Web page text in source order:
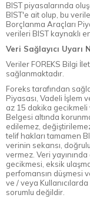
BIST piyasalarında
BIST'e ait olup, bu
Borçlanma Araçları
verileri BIST kaynaklı
Veri Sağlayıcı Uyarı
Veriler FOREKS Bilgi
sağlanmaktadır.
Foreks tarafından
Piyasası, Vadeli İşlem
az 15 dakika gecikmeli
Belgesi altında
edilemez,
telif hakları tamamen
verinin sekansı,
vermez. Veri
gecikmesi, eksik
perfomansın düşmesi
ve / veya
sorumlu değildir.